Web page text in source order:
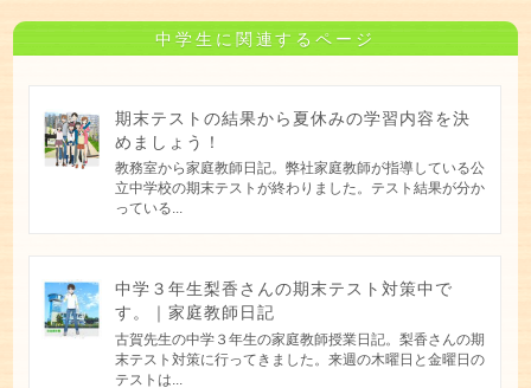
中学生に関連するページ
期末テストの結果から夏休みの学習内容を決
めましょう！
教務室から家庭教師日記。弊社家庭教師が指導している公
立中学校の期末テストが終わりました。テスト結果が分か
っている...
中学３年生梨香さんの期末テスト対策中で
す。｜家庭教師日記
古賀先生の中学３年生の家庭教師授業日記。梨香さんの期
末テスト対策に行ってきました。来週の木曜日と金曜日の
テストは...